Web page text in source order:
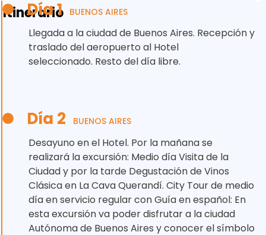
Itinerario
Día 1 BUENOS AIRES
Llegada a la ciudad de Buenos Aires. Recepción y
traslado del aeropuerto al Hotel
seleccionado. Resto del día libre.
Día 2 BUENOS AIRES
Desayuno en el Hotel. Por la mañana se
realizará la excursión: Medio día Visita de la
Ciudad y por la tarde Degustación de Vinos
Clásica en La Cava Querandí. City Tour de medio
día en servicio regular con Guía en español: En
esta excursión va poder disfrutar a la ciudad
Autónoma de Buenos Aires y conocer el símbolo